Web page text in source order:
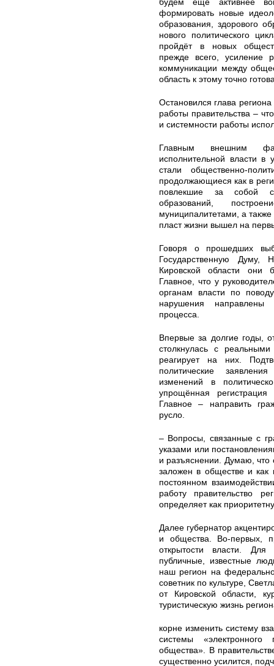
формировать новые
образования, здорового
нового политического
пройдёт в новых
прежде всего, усиление
коммуникации между
область к этому точно
Остановился глава
работы правительства –
и системности работы
Главным внешним
исполнительной власти
стали общественно-
продолжающиеся как в
повлекшие за собой
образований,
муниципалитетами, а также
пласт жизни вышел на
Говоря о прошедших
Государственную
Кировской области они
Главное, что у
органам власти по
нарушения направлены
процесса.
Впервые за долгие годы,
столкнулась с
реагирует на них.
политические
изменений в
упрощённая
Главное – направить
русло.
– Вопросы, связанные с
указами или
и разъяснении. Думаю, что
заложен в обществе и как
постоянном
работу правительство
определяет как
Далее губернатор
и общества. Во-первых,
открытости власти.
публичные, известные
наш регион на
советник по культуре,
от Кировской области,
туристическую жизнь
корне изменить систему
системы «электронного
общества». В
существенно усилится,